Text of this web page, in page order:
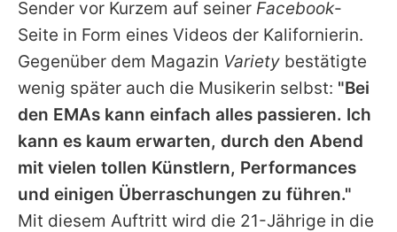
Sender vor Kurzem auf seiner Facebook-
Seite in Form eines Videos der Kalifornierin.
Gegenüber dem Magazin Variety bestätigte
wenig später auch die Musikerin selbst: "Bei
den EMAs kann einfach alles passieren. Ich
kann es kaum erwarten, durch den Abend
mit vielen tollen Künstlern, Performances
und einigen Überraschungen zu führen."
Mit diesem Auftritt wird die 21-Jährige in die